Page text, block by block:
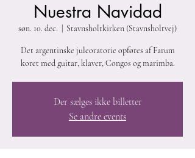
Nuestra Navidad
søn. 10. dec. Stavnsholtkirken (Stavnsholtvej)
Det argentinske juleoratorie opføres af Farum
koret med guitar, klaver, Congos og marimba.
Der sælges ikke billetter
Se andre events